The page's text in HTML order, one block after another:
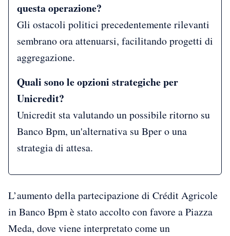
questa operazione?
Gli ostacoli politici precedentemente rilevanti
sembrano ora attenuarsi, facilitando progetti di
aggregazione.
Quali sono le opzioni strategiche per
Unicredit?
Unicredit sta valutando un possibile ritorno su
Banco Bpm, un'alternativa su Bper o una
strategia di attesa.
L’aumento della partecipazione di Crédit Agricole
in Banco Bpm è stato accolto con favore a Piazza
Meda, dove viene interpretato come un